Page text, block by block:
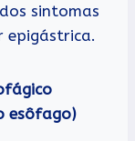
sintomas
epigástrica.
esôfago)